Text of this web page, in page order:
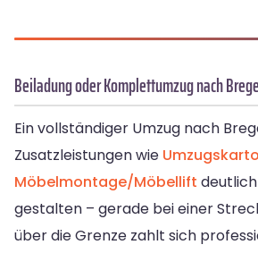
Beiladung oder Komplettumzug nach
Ein vollständiger Umzug nach
Zusatzleistungen wie
Möbelmontage/Möbellift
gestalten – gerade bei einer
über die Grenze zahlt sich